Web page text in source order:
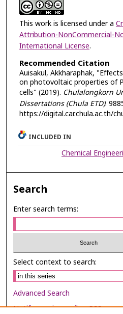
This work is licensed under a
Attribution-NonCommercial-
International License.
Recommended Citation
Auisakul, Akkharaphak,
on photovoltaic properties of
cells" (2019). Chulalongkorn
Dissertations (Chula ETD).
https://digital.car.chula.ac.th/
INCLUDED IN
Chemical
Search
Enter search terms:
Select context to search:
Advanced Search
Notify me via email orRSS